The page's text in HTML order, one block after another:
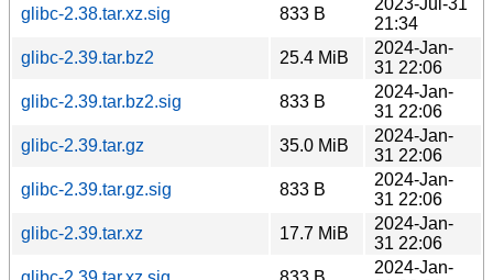
glibc-2.38.tar.xz.sig 833 B
21:34
glibc-2.39.tar.bz2
25.4 MiB
2024-Jan-
31 22:06
glibc-2.39.tar.bz2.sig
833 B
2024-Jan-
31 22:06
glibc-2.39.tar.gz
35.0 MiB
2024-Jan-
31 22:06
glibc-2.39.tar.gz.sig
833 B
2024-Jan-
31 22:06
glibc-2.39.tar.xz
17.7 MiB
2024-Jan-
31 22:06
2024-Jan-